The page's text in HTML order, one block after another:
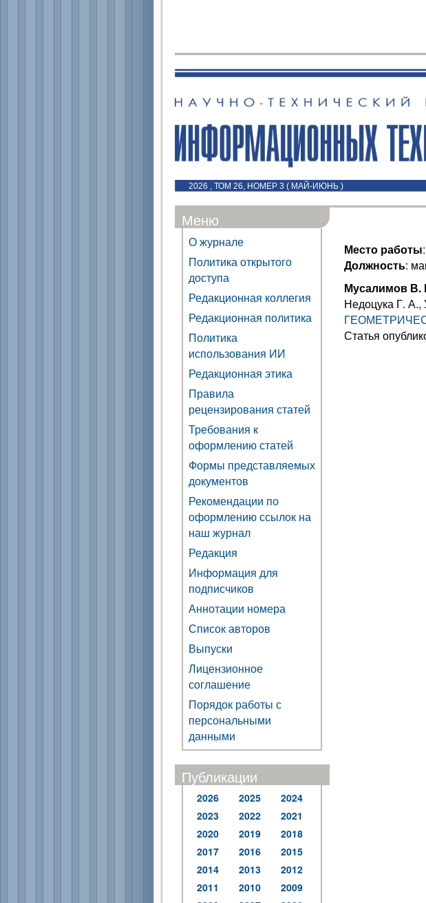
2026 , ТОМ 26, НОМЕР 3 ( МАЙ-ИЮНЬ )
Меню
О журнале
Политика открытого
доступа
Редакционная коллегия
Редакционная политика
Политика
использования ИИ
Редакционная этика
Правила
рецензирования статей
Требования к
оформлению статей
Формы представляемых
документов
Рекомендации по
оформлению ссылок на
наш журнал
Редакция
Информация для
подписчиков
Аннотации номера
Список авторов
Выпуски
Лицензионное
соглашение
Порядок работы с
персональными
данными
Публикации
2026 2025
2024
2023
2022
2021
2020
2019
2018
2017
2016
2015
2014
2013
2012
2011
2010
2009
Место работы
Должность:
Мусалимов В.
Недоцука Г. А.,
Статья